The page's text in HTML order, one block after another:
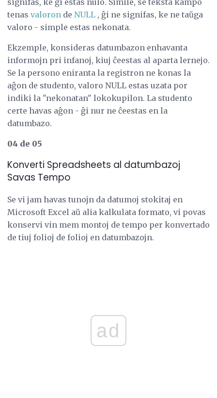
tenas valoron de NULL , ĝi ne signifas, ke ne taŭga
valoro - simple estas nekonata.
Ekzemple, konsideras datumbazon enhavanta
informojn pri infanoj, kiuj ĉeestas al aparta lernejo.
Se la persono eniranta la registron ne konas la
aĝon de studento, valoro NULL estas uzata por
indiki la "nekonatan" lokokupilon. La studento
certe havas aĝon - ĝi nur ne ĉeestas en la
datumbazo.
04 de 05
Konverti Spreadsheets al datumbazoj
Savas Tempo
Se vi jam havas tunojn da datumoj stokitaj en
Microsoft Excel aŭ alia kalkulata formato, vi povas
konservi vin mem montoj de tempo per konvertado
de tiuj folioj de folioj en datumbazojn.
ad